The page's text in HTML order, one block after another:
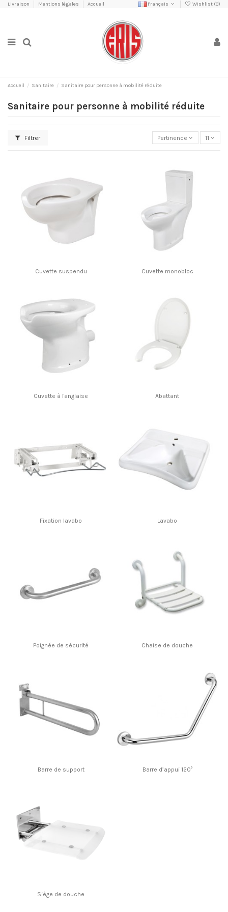
Livraison Mentions légales Accueil Français Wishlist (0)
Accueil Sanitaire Sanitaire pour personne à mobilité réduite
Sanitaire pour personne à mobilité réduite
Filtrer Pertinence 11
Cuvette suspendu Cuvette monobloc
Cuvette à l'anglaise Abattant
Fixation lavabo Lavabo
Poignée de sécurité Chaise de douche
Barre de support Barre d’appui 120°
Siège de douche